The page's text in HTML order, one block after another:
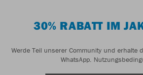
30% RABATT IM
Werde Teil unserer Community und erhalte
WhatsApp.